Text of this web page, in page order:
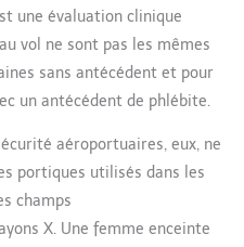
une évaluation clinique
vol ne sont pas les mêmes
sans antécédent et pour
un antécédent de phlébite.
aéroportuaires, eux, ne
portiques utilisés dans les
champs
X. Une femme enceinte